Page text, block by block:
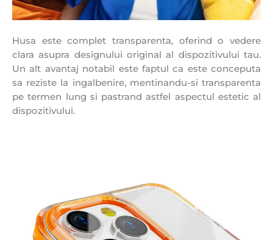
Husa este complet transparenta, oferind o vedere
clara asupra designului original al dispozitivului tau.
Un alt avantaj notabil este faptul ca este conceputa
sa reziste la ingalbenire, mentinandu-si transparenta
pe termen lung si pastrand astfel aspectul estetic al
dispozitivului.